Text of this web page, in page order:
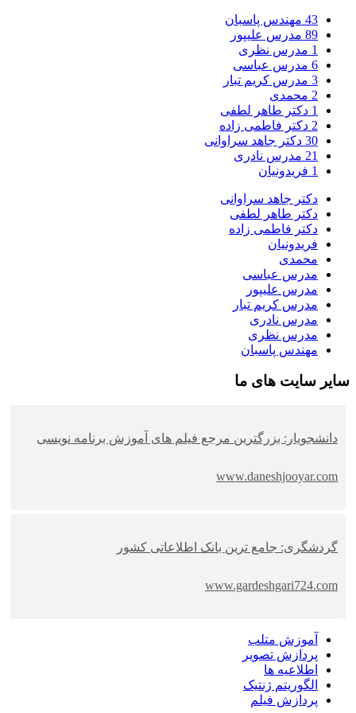
43
مهندس پاسبان
89
مدرس علیپور
مدرس نظری
مدرس عباسی
مدرس کریم تبار
محمدی
دکتر طاهر لطفی
دکتر فاطمی زاده
30
دکتر جاهد سراوانی
21
مدرس نادری
فریدونیان
دکتر جاهد سراوانی
دکتر طاهر لطفی
دکتر فاطمی زاده
فریدونیان
محمدی
مدرس عباسی
مدرس علیپور
مدرس کریم تبار
مدرس نادری
مدرس نظری
مهندس پاسبان
سایت های ما
دانشجویار: بزرگترین مرجع فیلم های آموزش برنامه نویسی
www.daneshjooyar.com
گردشگری: جامع ترین بانک اطلاعاتی کشور
www.gardeshgari724.com
آموزش متلب
پردازش تصویر
اطلاعیه ها
الگوریتم ژنتیک
پردازش فیلم